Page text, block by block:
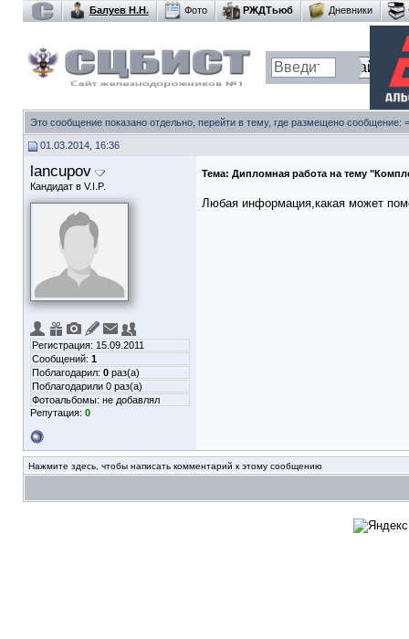
Балуев Н.Н. Фото РЖДТьюб Дневники
Это сообщение показано отдельно, перейти в тему, где размещено сообщение:
01.03.2014, 16:36
lancupov
Кандидат в V.I.P.
Регистрация: 15.09.2011
Сообщений: 1
Поблагодарил: 0 раз(а)
Поблагодарили 0 раз(а)
Фотоальбомы: не добавлял
Репутация: 0
Тема: Дипломная работа на тему
Любая информация,какая может
Нажмите здесь, чтобы написать комментарий к этому сообщению